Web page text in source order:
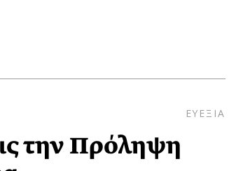
ΕΥΕΞΙΑ
την Πρόληψη